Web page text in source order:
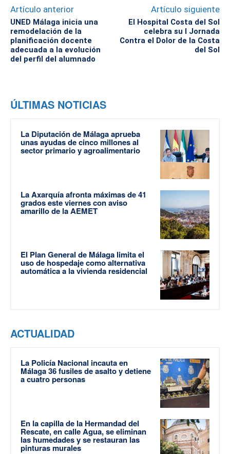
Artículo anterior
UNED Málaga inicia una
remodelación de la
planificación docente
adecuada a la evolución
del perfil del alumnado
Artículo siguiente
El Hospital Costa del Sol
celebra su I Jornada
Contra el Dolor de la Costa
del Sol
ÚLTIMAS NOTICIAS
La Diputación de Málaga aprueba
unas ayudas de cinco millones al
sector primario y agroalimentario
La Axarquía afronta máximas de 41
grados este viernes con aviso
amarillo de la AEMET
El Plan General de Málaga limita el
uso de hospedaje como alternativa
automática a la vivienda residencial
ACTUALIDAD
La Policía Nacional incauta en
Málaga 36 fusiles de asalto y detiene
a cuatro personas
En la capilla de la Hermandad del
Rescate, en calle Agua, se eliminan
las humedades y se restauran las
pinturas murales